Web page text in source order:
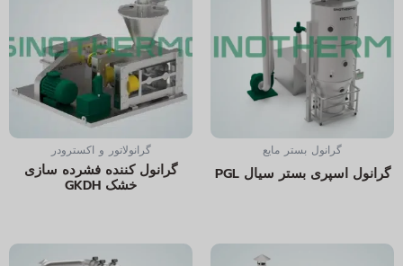
گرانول بستر مایع
گرانول اسپری بستر سیال PGL
گرانولاتور و اکسترودر
گرانول کننده فشرده سازی
خشک GKDH